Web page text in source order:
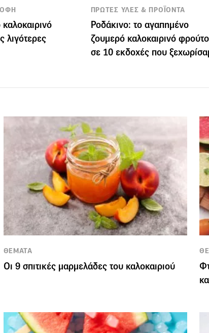
καλοκαιρινό
λιγότερες
ΠΡΩΤΕΣ ΥΛΕΣ & ΠΡΟΪΟΝΤΑ
Ροδάκινο: το αγαπημένο
ζουμερό καλοκαιρινό φρούτο
σε 10 εκδοχές που
ΘΕΜΑΤΑ
Οι 9 σπιτικές μαρμελάδες του καλοκαιριού